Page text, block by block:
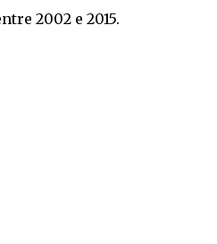
2002 e 2015.